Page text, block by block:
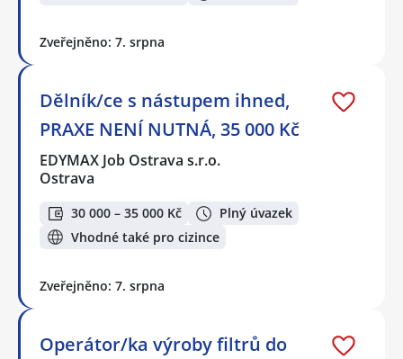
Zveřejněno: 7. srpna
Dělník/ce s nástupem ihned,
PRAXE NENÍ NUTNÁ, 35 000 Kč
EDYMAX Job Ostrava s.r.o.
Ostrava
30 000 – 35 000 Kč
Plný úvazek
Vhodné také pro cizince
Zveřejněno: 7. srpna
Operátor/ka výroby filtrů do